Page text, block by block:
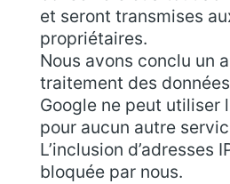
et seront transmises
propriétaires.
Nous avons conclu un
traitement des
Google ne peut utiliser
pour aucun autre
L’inclusion d’adresses
bloquée par nous.